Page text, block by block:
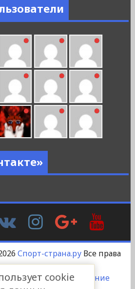
Контакте
InstagramGoogle
Plus
Спорт-страна.руВсе права
защищены.
соглашение
cookie